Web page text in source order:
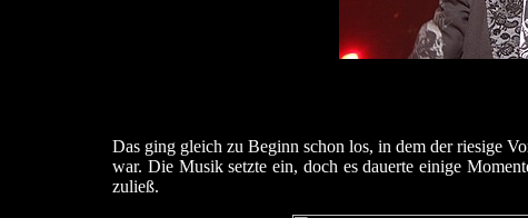
Das ging gleich zu Beginn schon los, in dem der riesige
war. Die Musik setzte ein, doch es dauerte einige
zuließ.